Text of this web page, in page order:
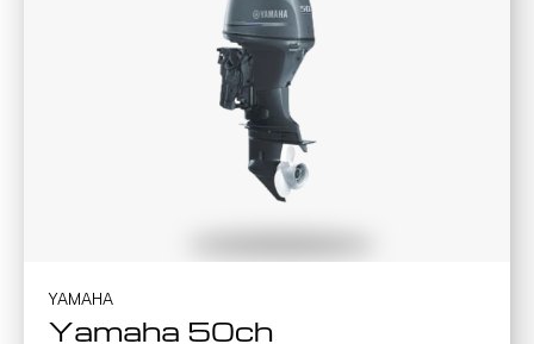
YAMAHA
Yamaha 50ch